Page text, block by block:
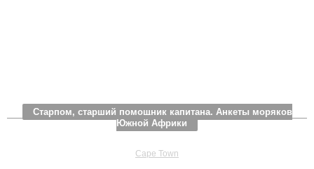
Старпом, старший помощник капитана. Анкеты моряков
Южной Африки
Cape Town